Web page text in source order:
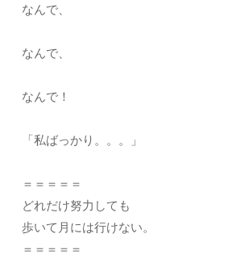
なんで、
なんで、
なんで！
「私ばっかり。。。」
＝＝＝＝＝
どれだけ努力しても
歩いて月には行けない。
＝＝＝＝＝